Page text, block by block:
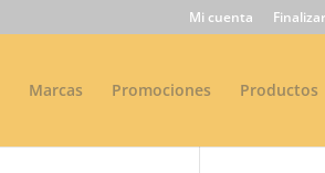
Mi cuenta
Marcas Promociones Productos